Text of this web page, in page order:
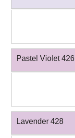
Pastel Violet 426
Lavender 428